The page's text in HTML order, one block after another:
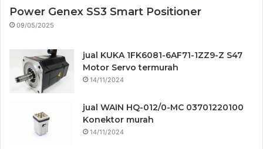
Power Genex SS3 Smart Positioner
09/05/2025
jual KUKA 1FK6081-6AF71-1ZZ9-Z S47
Motor Servo termurah
14/11/2024
jual WAIN HQ-012/0-MC 03701220100
Konektor murah
14/11/2024